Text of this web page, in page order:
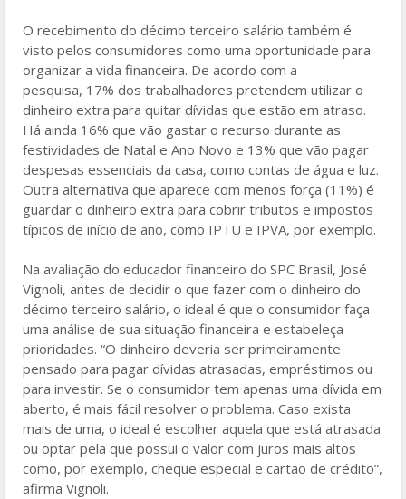
O recebimento do décimo terceiro salário também é
visto pelos consumidores como uma oportunidade para
organizar a vida financeira. De acordo com a
pesquisa, 17% dos trabalhadores pretendem utilizar o
dinheiro extra para quitar dívidas que estão em atraso.
Há ainda 16% que vão gastar o recurso durante as
festividades de Natal e Ano Novo e 13% que vão pagar
despesas essenciais da casa, como contas de água e luz.
Outra alternativa que aparece com menos força (11%) é
guardar o dinheiro extra para cobrir tributos e impostos
típicos de início de ano, como IPTU e IPVA, por exemplo.
Na avaliação do educador financeiro do SPC Brasil, José
Vignoli, antes de decidir o que fazer com o dinheiro do
décimo terceiro salário, o ideal é que o consumidor faça
uma análise de sua situação financeira e estabeleça
prioridades. “O dinheiro deveria ser primeiramente
pensado para pagar dívidas atrasadas, empréstimos ou
para investir. Se o consumidor tem apenas uma dívida em
aberto, é mais fácil resolver o problema. Caso exista
mais de uma, o ideal é escolher aquela que está atrasada
ou optar pela que possui o valor com juros mais altos
como, por exemplo, cheque especial e cartão de crédito”,
afirma Vignoli.